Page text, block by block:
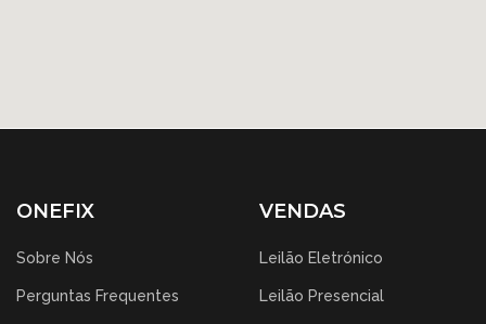
ONEFIX
Sobre Nós
Perguntas Frequentes
VENDAS
Leilão Eletrónico
Leilão Presencial